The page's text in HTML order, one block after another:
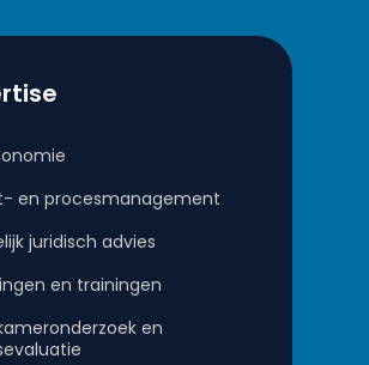
en procesmanagement
juridisch advies
en trainingen
en